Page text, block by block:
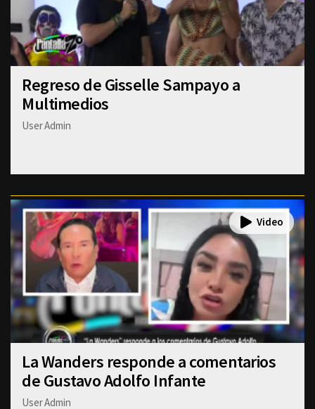
Regreso de Gisselle Sampayo a
Multimedios
User Admin
La Wanders responde a comentarios
de Gustavo Adolfo Infante
User Admin